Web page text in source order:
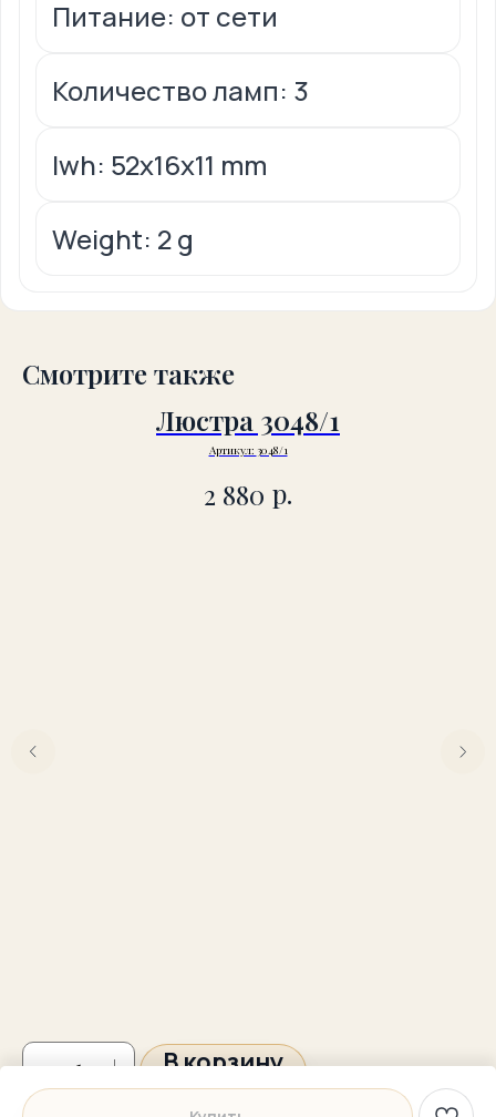
Питание: от сети
Количество ламп: 3
lwh: 52x16x11 mm
Weight: 2 g
Смотрите также
Люстра 3048/1
Артикул: 3048/1
2 880 р.
В корзину